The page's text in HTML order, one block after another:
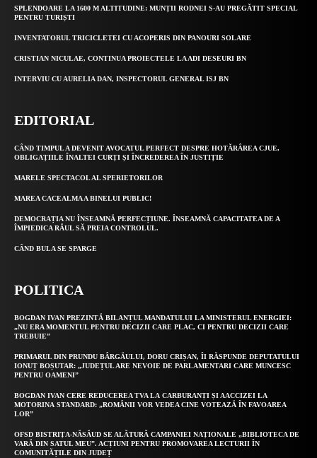
SPLENDOARE LA 1600 M ALTITUDINE: MUNȚII RODNEI S-AU PREGĂTIT SPECIAL
PENTRU TURIȘTI
INVENTATORUL TRICICLETEI CU ACOPERIS DIN PANOURI SOLARE
CRISTIAN NICULAE, CONTINUA PROIECTELE LA ADI DESEURI BN
INTERVIU CU AURELIA DAN, INSPECTORUL GENERAL ISJ BN
EDITORIAL
CÂND TIMPUL A DEVENIT AVOCATUL PERFECT DESPRE HOTĂRÂREA CJUE,
OBLIGAȚIILE ÎNALTEI CURȚI ȘI ÎNCREDEREA ÎN JUSTIȚIE
MARELE SPECTACOL AL SPERIETORILOR
MAREA CACEALMA A BINELUI PUBLIC!
DEMOCRAȚIA NU ÎNSEAMNĂ PERFECȚIUNE. ÎNSEAMNĂ CAPACITATEA DE A
ÎMPIEDICA RĂUL SĂ PREIA CONTROLUL.
CÂND BULA SE SPARGE
POLITICA
BOGDAN IVAN PREZINTĂ BILANȚUL MANDATULUI LA MINISTERUL ENERGIEI:
„NU ERA MOMENTUL PENTRU DECIZII CARE PLAC, CI PENTRU DECIZII CARE
TREBUIE”
PRIMARUL DIN PRUNDU BÂRGĂULUI, DORU CRIȘAN, ÎI RĂSPUNDE DEPUTATULUI
IONUȚ BOȘUTAR: „JUDEȚUL ARE NEVOIE DE PARLAMENTARI CARE MUNCESC
PENTRU OAMENI”
BOGDAN IVAN CERE REDUCEREA TVA LA CARBURANȚI ȘI AACCIZEI LA
MOTORINA STANDARD: „ROMÂNII VOR VEDEA CINE VOTEAZĂ ÎN FAVOAREA
LOR”
OFSD BISTRIȚA-NĂSĂUD SE ALĂTURĂ CAMPANIEI NAȚIONALE „BIBLIOTECA DE
VARĂ DIN SATUL MEU”. ACȚIUNI PENTRU PROMOVAREA LECTURII ÎN
COMUNITĂȚILE DIN JUDEȚ